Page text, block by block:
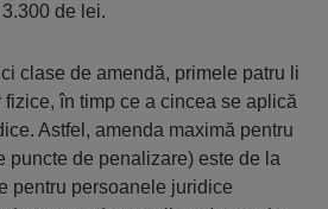
de lei.
clase de amendă, primele patru li
în timp ce a cincea se aplică
Astfel, amenda maximă pentru
puncte de penalizare) este de la
pentru persoanele juridice